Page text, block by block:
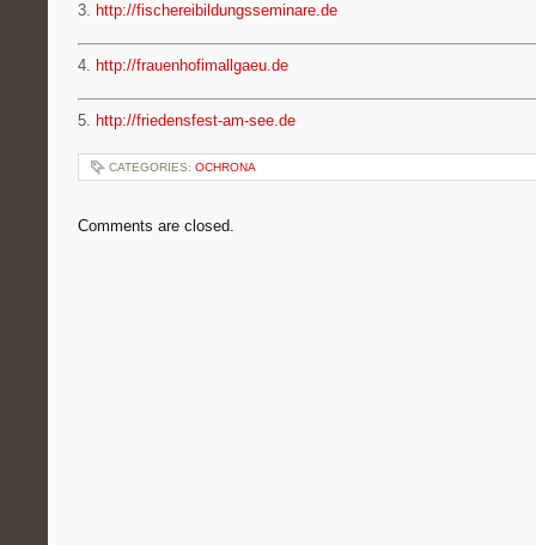
3. http://fischereibildungsseminare.de
4. http://frauenhofimallgaeu.de
5. http://friedensfest-am-see.de
CATEGORIES: OCHRONA
Comments are closed.